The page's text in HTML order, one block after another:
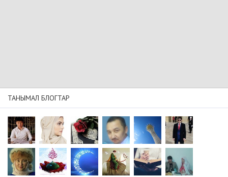
ТАНЫМАЛ БЛОГТАР